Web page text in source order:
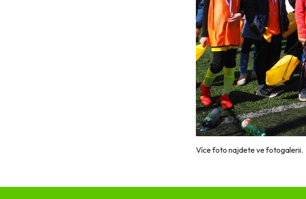
Více foto najdete ve fotogalerii.